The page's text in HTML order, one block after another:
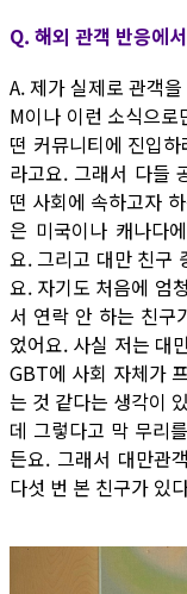
Q. 해외 관객 반응에
A. 제가 실제로 관객
M이나 이런 소식으
떤 커뮤니티에 진입
라고요. 그래서 다들
떤 사회에 속하고자
은 미국이나 캐나다
요. 그리고 대만 친구
요. 자기도 처음에 엄
서 연락 안 하는 친구
었어요. 사실 저는 대
GBT에 사회 자체가
는 것 같다는 생각이
데 그렇다고 막 무리
든요. 그래서 대만관
다섯 번 본 친구가 있